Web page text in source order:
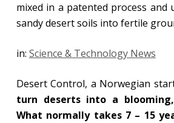
mixed in a patented process and
sandy desert soils into fertile
in: Science & Technology News
Desert Control, a Norwegian
turn deserts into a
What normally takes 7 – 15